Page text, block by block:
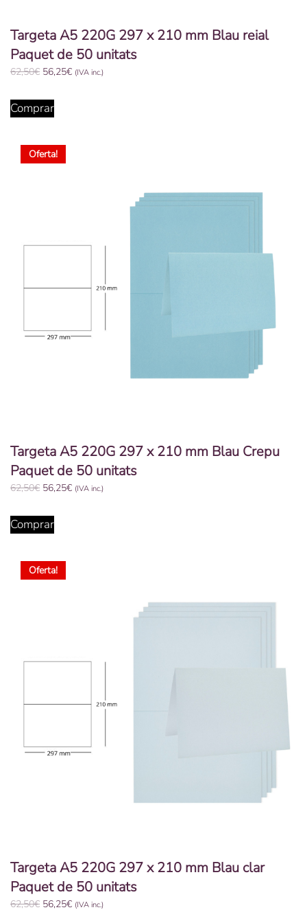
Targeta A5 220G 297 x 210 mm Blau reial
Paquet de 50 unitats
62,50€ El
original
era:
56,25€El(IVA inc.)
Comprar
Oferta!
Targeta A5 220G 297 x 210 mm Blau Crepu
Paquet de 50 unitats
62,50€ El
original
era:
56,25€El(IVA inc.)
Comprar
Oferta!
Targeta A5 220G 297 x 210 mm Blau clar
Paquet de 50 unitats
62,50€ El
56,25€El(IVA inc.)